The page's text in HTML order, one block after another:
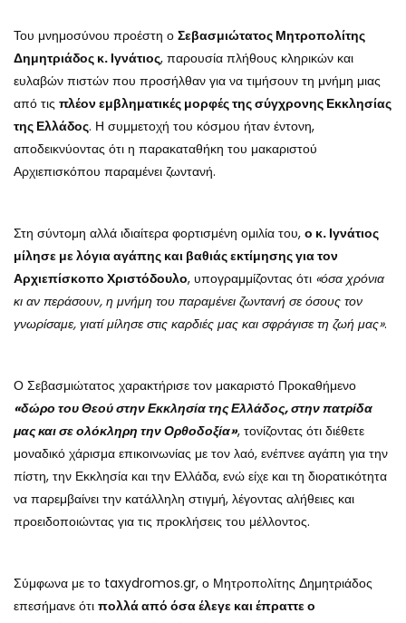
Του μνημοσύνου προέστη ο Σεβασμιώτατος Μητροπολίτης
Δημητριάδος κ. Ιγνάτιος, παρουσία πλήθους κληρικών και
ευλαβών πιστών που προσήλθαν για να τιμήσουν τη μνήμη μιας
από τις πλέον εμβληματικές μορφές της σύγχρονης Εκκλησίας
της Ελλάδος. Η συμμετοχή του κόσμου ήταν έντονη,
αποδεικνύοντας ότι η παρακαταθήκη του μακαριστού
Αρχιεπισκόπου παραμένει ζωντανή.
Στη σύντομη αλλά ιδιαίτερα φορτισμένη ομιλία του, ο κ. Ιγνάτιος
μίλησε με λόγια αγάπης και βαθιάς εκτίμησης για τον
Αρχιεπίσκοπο Χριστόδουλο, υπογραμμίζοντας ότι «όσα χρόνια
κι αν περάσουν, η μνήμη του παραμένει ζωντανή σε όσους τον
γνωρίσαμε, γιατί μίλησε στις καρδιές μας και σφράγισε τη ζωή μας».
Ο Σεβασμιώτατος χαρακτήρισε τον μακαριστό Προκαθήμενο
«δώρο του Θεού στην Εκκλησία της Ελλάδος, στην πατρίδα
μας και σε ολόκληρη την Ορθοδοξία», τονίζοντας ότι διέθετε
μοναδικό χάρισμα επικοινωνίας με τον λαό, ενέπνεε αγάπη για την
πίστη, την Εκκλησία και την Ελλάδα, ενώ είχε και τη διορατικότητα
να παρεμβαίνει την κατάλληλη στιγμή, λέγοντας αλήθειες και
προειδοποιώντας για τις προκλήσεις του μέλλοντος.
Σύμφωνα με το taxydromos.gr, ο Μητροπολίτης Δημητριάδος
επεσήμανε ότι πολλά από όσα έλεγε και έπραττε ο